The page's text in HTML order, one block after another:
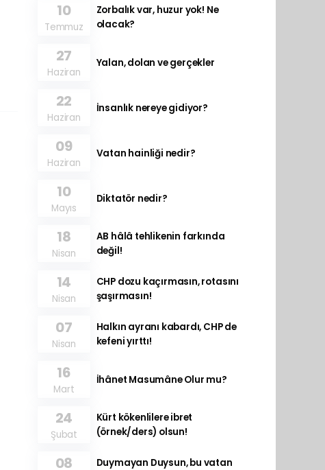
10
Temmuz
Zorbalık var, huzur yok! Ne
olacak?
27
Haziran
Yalan, dolan ve gerçekler
22
Haziran
İnsanlık nereye gidiyor?
09
Haziran
Vatan hainliği nedir?
10
Mayıs
Diktatör nedir?
18
Nisan
AB hâlâ tehlikenin farkında
değil!
14
Nisan
CHP dozu kaçırmasın, rotasını
şaşırmasın!
07
Nisan
Halkın ayranı kabardı, CHP de
kefeni yırttı!
16
Mart
İhânet Masumâne Olur mu?
24
Şubat
Kürt kökenlilere ibret
(örnek/ders) olsun!
08 Duymayan Duysun, bu vatan